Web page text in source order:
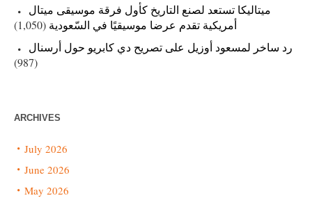
ميتاليكا تستعد لصنع التاريخ كأول فرقة موسيقى ميتال
أمريكية تقدم عرضا موسيقيًا في السّعودية (1,050)
رد ساخر لمسعود أوزيل على تصريح دي كابريو حول أرسنال
(987)
ARCHIVES
July 2026
June 2026
May 2026